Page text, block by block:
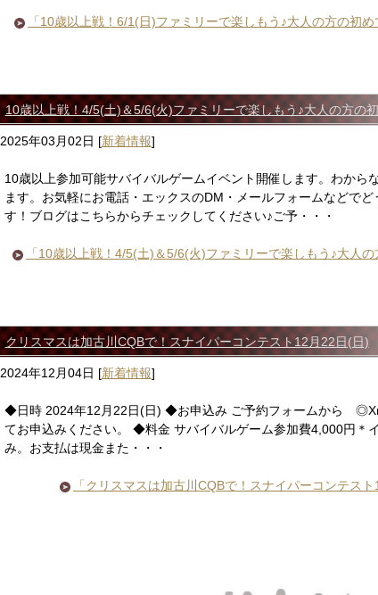
「10歳以上戦！6/1(日)ファミリーで楽しもう♪大人の方の初め
10歳以上戦！4/5(土)＆5/6(火)ファミリーで楽しもう♪大人の方の
2025年03月02日 [新着情報]
10歳以上参加可能サバイバルゲームイベント開催します。わから
ます。お気軽にお電話・エックスのDM・メールフォームなどで
す！ブログはこちらからチェックしてください♪ご予・・・
「10歳以上戦！4/5(土)＆5/6(火)ファミリーで楽しもう♪大人
クリスマスは加古川CQBで！スナイパーコンテスト12月22日(日)
2024年12月04日 [新着情報]
◆日時 2024年12月22日(日) ◆お申込み ご予約フォームから
てお申込みください。 ◆料金 サバイバルゲーム参加費4,000円＊
み。お支払は現金また・・・
「クリスマスは加古川CQBで！スナイパーコンテス